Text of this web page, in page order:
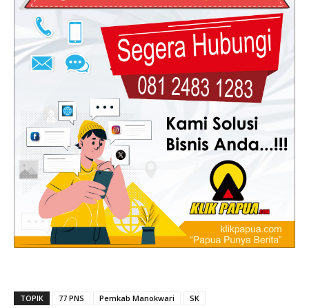
TOPIK 77 PNS Pemkab Manokwari
SK